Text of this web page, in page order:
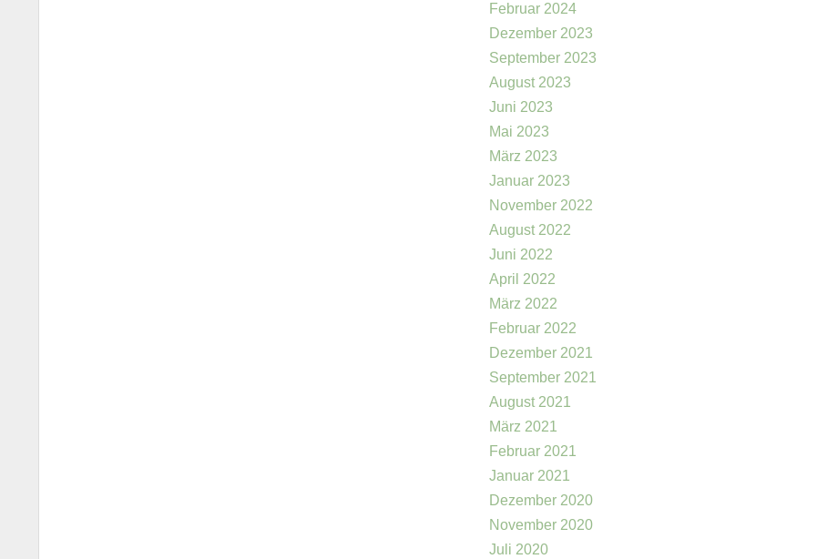
Februar 2024
Dezember 2023
September 2023
August 2023
Juni 2023
Mai 2023
März 2023
Januar 2023
November 2022
August 2022
Juni 2022
April 2022
März 2022
Februar 2022
Dezember 2021
September 2021
August 2021
März 2021
Februar 2021
Januar 2021
Dezember 2020
November 2020
Juli 2020